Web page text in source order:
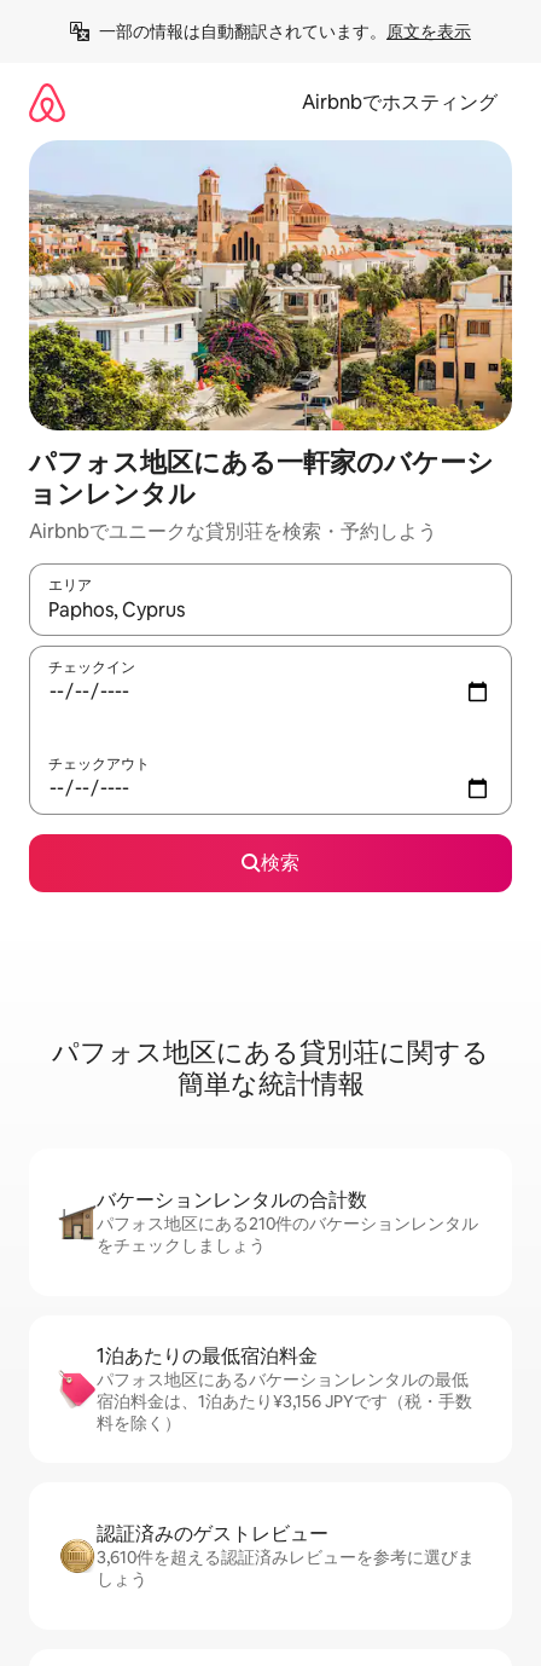
一部の情報は自動翻訳されています。 原文を表示
Airbnbでホスティング
パフォス地区にある一軒家のバケーシ
ョンレンタル
Airbnbでユニークな貸別荘を検索・予約しよう
エリア
検索結果が表示されたら、上下の矢印キーを使って移動するか
チェックイン
チェックアウト
検索
パフォス地区に⁠あ⁠る貸⁠別⁠荘⁠に関⁠す⁠る
簡⁠単⁠な統⁠計⁠情⁠報
バケーションレ⁠ン⁠タ⁠ル⁠の合⁠計⁠数
パフォス地区にある210件のバケーションレンタル
をチェックしましょう
1泊あたりの最⁠低⁠宿⁠泊⁠料⁠金
パフォス地区にあるバケーションレンタルの最低
宿泊料金は、1泊あたり¥3,156 JPYです（税・手数
料を除く）
認証済みのゲ⁠ス⁠ト⁠レ⁠ビ⁠ュ⁠ー
3,610件を超える認証済みレビューを参考に選びま
しょう